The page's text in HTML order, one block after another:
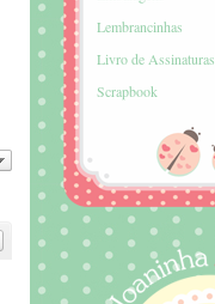
Lembrancinhas
Livro de Assinaturas
Scrapbook